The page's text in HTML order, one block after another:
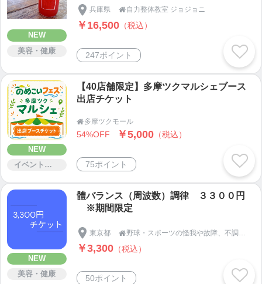
NEW
美容・健康
兵庫県 自力整体教室 ジョジョニ
￥16,500 （税込）
247ポイント
NEW
イベント・セミナー・交流会
【40店舗限定】多摩ツクマルシェブース
出店チケット
多摩ツクモール
54%OFF ￥5,000 （税込）
75ポイント
NEW
美容・健康
體バランス（周波数）調律 ３３００円
※期間限定
東京都 
￥3,300 （税込）
50ポイント